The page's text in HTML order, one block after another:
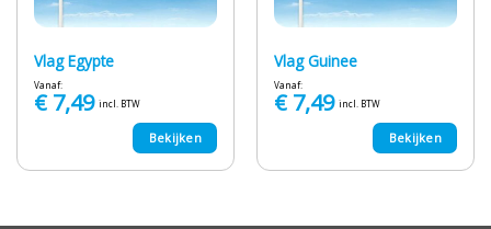
Vlag Egypte
Vanaf:
€7,49 incl. BTW
Bekijken
Vlag Guinee
Vanaf:
€7,49 incl. BTW
Bekijken